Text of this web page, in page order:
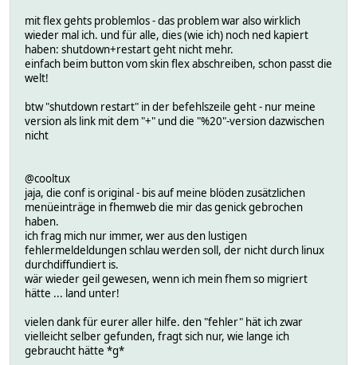
mit flex gehts problemlos - das problem war also wirklich
wieder mal ich. und für alle, dies (wie ich) noch ned kapiert
haben: shutdown+restart geht nicht mehr.
einfach beim button vom skin flex abschreiben, schon passt die
welt!
btw "shutdown restart" in der befehlszeile geht - nur meine
version als link mit dem "+" und die "%20"-version dazwischen
nicht
@cooltux
jaja, die conf is original - bis auf meine blöden zusätzlichen
menüeinträge in fhemweb die mir das genick gebrochen
haben.
ich frag mich nur immer, wer aus den lustigen
fehlermeldeldungen schlau werden soll, der nicht durch linux
durchdiffundiert is.
wär wieder geil gewesen, wenn ich mein fhem so migriert
hätte ... land unter!
vielen dank für eurer aller hilfe. den "fehler" hät ich zwar
vielleicht selber gefunden, fragt sich nur, wie lange ich
gebraucht hätte *g*